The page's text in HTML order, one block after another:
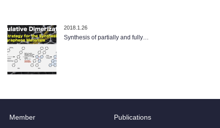
2018.1.26
Synthesis of partially and fully…
Member Publications